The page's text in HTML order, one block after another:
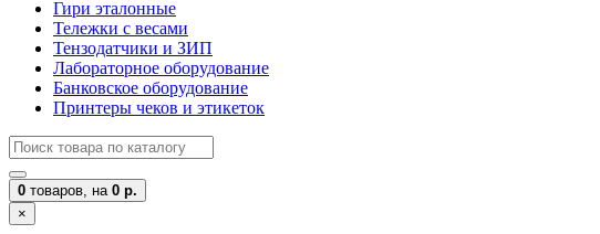
Гири эталонные
Тележки с весами
Тензодатчики и ЗИП
Лабораторное оборудование
Банковское оборудование
Принтеры чеков и этикеток
0 товаров, на 0 р.
×